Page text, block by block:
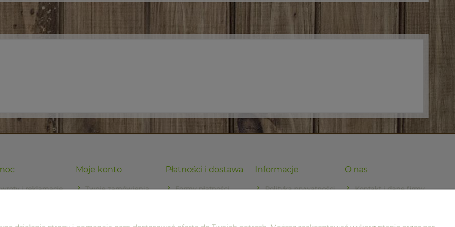
i reklamacje
Moje konto
Twoje zamówienia
Płatności i dostawa
Formy płatności
Informacje
Polityka prywatności
O nas
Kontakt i dane firmy